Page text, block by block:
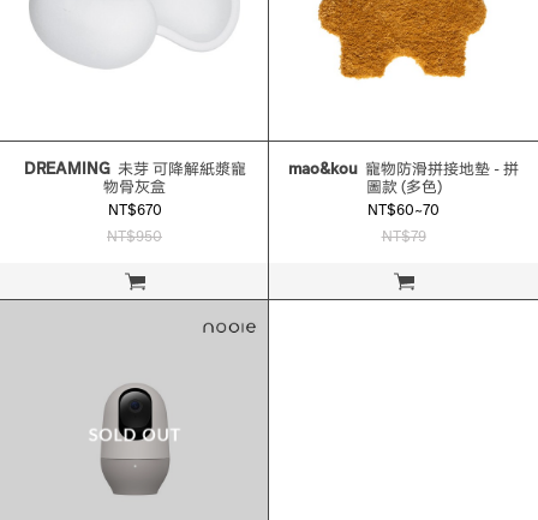
立即購買
DREAMING未芽 可降解紙漿寵
物骨灰盒
NT$670
NT$950
立即購買
mao&kou
圖款 (多色)
NT$60~70
NT$79